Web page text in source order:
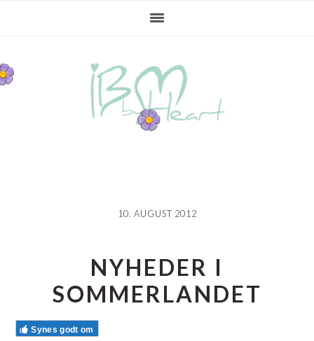
primær
navigation
primær
sidebar
10. AUGUST 2012
NYHEDER I
SOMMERLANDET
Synes godt om